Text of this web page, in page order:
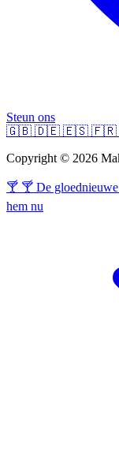
Steun ons
🇬🇧 🇩🇪 🇪🇸 🇫🇷
Copyright © 2026
🍸 🍸 De
hem nu